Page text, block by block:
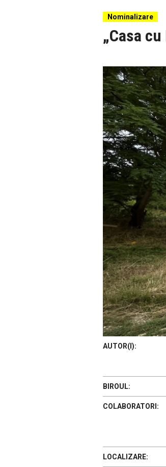
Nominalizare
„Casa
AUTOR(I):
BIROUL:
COLABORATORI:
LOCALIZARE: